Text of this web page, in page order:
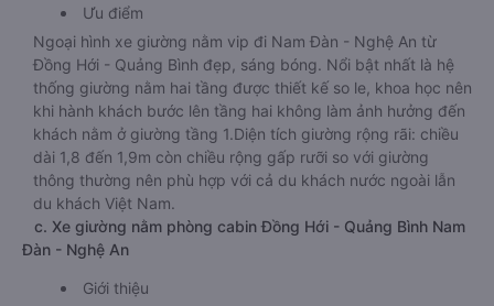
Ưu điểm
Ngoại hình xe giường nằm vip đi Nam Đàn - Nghệ An từ
Đồng Hới - Quảng Bình đẹp, sáng bóng. Nổi bật nhất là hệ
thống giường nằm hai tầng được thiết kế so le, khoa học nên
khi hành khách bước lên tầng hai không làm ảnh hưởng đến
khách nằm ở giường tầng 1.Diện tích giường rộng rãi: chiều
dài 1,8 đến 1,9m còn chiều rộng gấp rưỡi so với giường
thông thường nên phù hợp với cả du khách nước ngoài lẫn
du khách Việt Nam.
c. Xe giường nằm phòng cabin Đồng Hới - Quảng Bình Nam
Đàn - Nghệ An
Giới thiệu